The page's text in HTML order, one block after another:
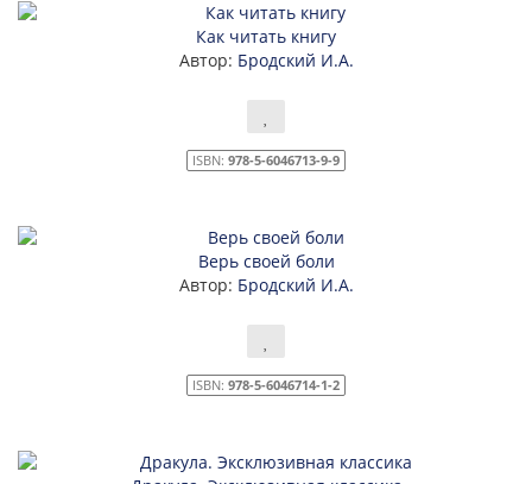
Как читать книгу
Автор: Бродский И.А.
ISBN: 978-5-6046713-9-9
Верь своей боли
Автор: Бродский И.А.
ISBN: 978-5-6046714-1-2